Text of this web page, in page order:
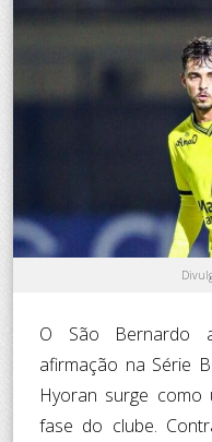
O São Bernardo
afirmação na Série
Hyoran surge como
fase do clube.